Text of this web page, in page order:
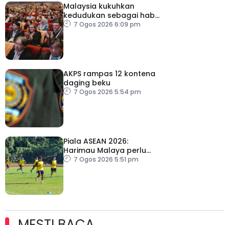
Malaysia kukuhkan
kedudukan sebagai hab
acara perniagaan
7 Ogos 2026 6:09 pm
AKPS rampas 12 kontena
daging beku
7 Ogos 2026 5:54 pm
Piala ASEAN 2026:
Harimau Malaya perlu
lebih agresif
7 Ogos 2026 5:51 pm